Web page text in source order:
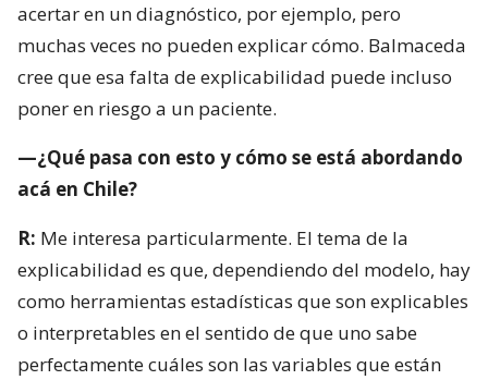
acertar en un diagnóstico, por ejemplo, pero
muchas veces no pueden explicar cómo. Balmaceda
cree que esa falta de explicabilidad puede incluso
poner en riesgo a un paciente.
—¿Qué pasa con esto y cómo se está abordando
acá en Chile?
R: Me interesa particularmente. El tema de la
explicabilidad es que, dependiendo del modelo, hay
como herramientas estadísticas que son explicables
o interpretables en el sentido de que uno sabe
perfectamente cuáles son las variables que están